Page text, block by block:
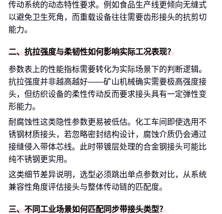
传动系统的动态特性要求。例如食品生产线更倾向无缝式
以避免卫生死角，而重载设备往往需要齿形接头的抗剪切
能力。
二、抗拉强度与柔韧性如何影响实际工况表现？
参数表上的性能指标需要转化为实际场景下的判断逻辑。
抗拉强度并非越高越好——矿山机械确实需要极高强度接
头，但纺织设备的柔性传动反而要求接头具有一定弹性变
形能力。
耐腐蚀性这类隐性参数更易被低估。化工车间即使选用不
锈钢材质接头，若忽略密封结构设计，腐蚀介质仍会通过
接缝侵入带体芯线。此时带镀层处理的合金钢接头可能比
纯不锈钢更实用。
这类细节差异说明，选型必须跳出单点参数对比，从系统
兼容性角度评估接头与整体传动链的匹配度。
三、不同工业场景如何匹配同步带接头类型？